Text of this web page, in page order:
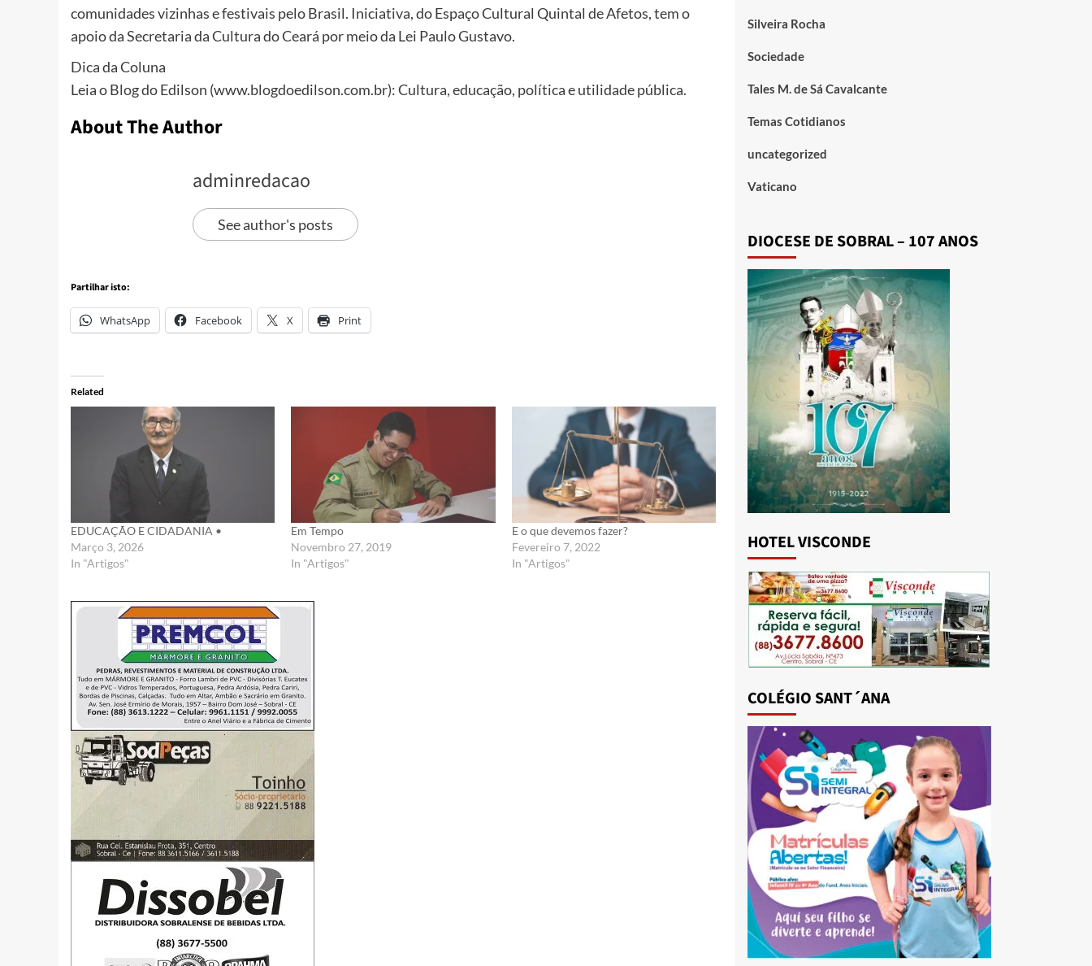
comunidades vizinhas e festivais pelo Brasil. Iniciativa, do Espaço Cultural Quintal de Afetos, tem o
apoio da Secretaria da Cultura do Ceará por meio da Lei Paulo Gustavo.
Dica da Coluna
Leia o Blog do Edilson (www.blogdoedilson.com.br): Cultura, educação, política e utilidade pública.
About The Author
adminredacao
See author's posts
Partilhar isto:
WhatsApp Facebook X Print
Related
EDUCAÇÃO E CIDADANIA •
Março 3, 2026
In "Artigos"
Em Tempo
Novembro 27, 2019
In "Artigos"
E o que devemos fazer?
Fevereiro 7, 2022
In "Artigos"
Silveira Rocha
Sociedade
Tales M. de Sá Cavalcante
Temas Cotidianos
uncategorized
Vaticano
DIOCESE DE SOBRAL – 107 ANOS
HOTEL VISCONDE
COLÉGIO SANT´ANA